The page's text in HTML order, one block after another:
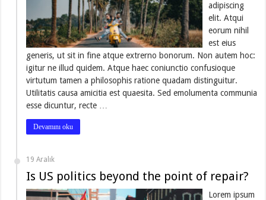
adipiscing
elit. Atqui
eorum nihil
est eius
generis, ut sit in fine atque extrerno bonorum. Non autem hoc:
igitur ne illud quidem. Atque haec coniunctio confusioque
virtutum tamen a philosophis ratione quadam distinguitur.
Utilitatis causa amicitia est quaesita. Sed emolumenta communia
esse dicuntur, recte …
Devamını oku
19 Aralık
Is US politics beyond the point of repair?
Lorem ipsum